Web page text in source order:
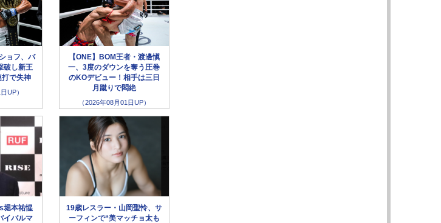
ョフ、バ
破し新王
打で失神
UP）
【ONE】BOM王者・渡邊愼
一、3度のダウンを奪う圧巻
のKOデビュー！相手は三日
月蹴りで悶絶
（2026年08月01日UP）
堀本祐惺
イバルマ
19歳レスラー・山岡聖怜、サ
ーフィンで“美マッチョ太も